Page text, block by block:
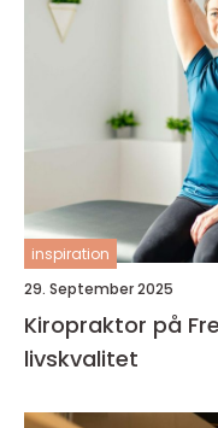
inspiration
29. September 2025
Kiropraktor på
livskvalitet